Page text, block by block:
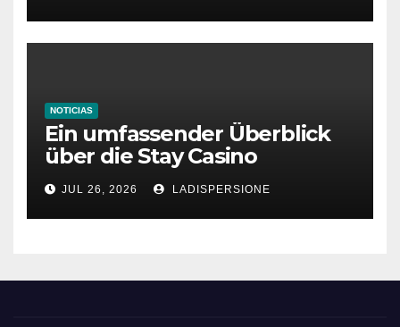
NOTICIAS
Ein umfassender Überblick
über die Stay Casino
Bonusbedingungen
JUL 26, 2026 LADISPERSIONE